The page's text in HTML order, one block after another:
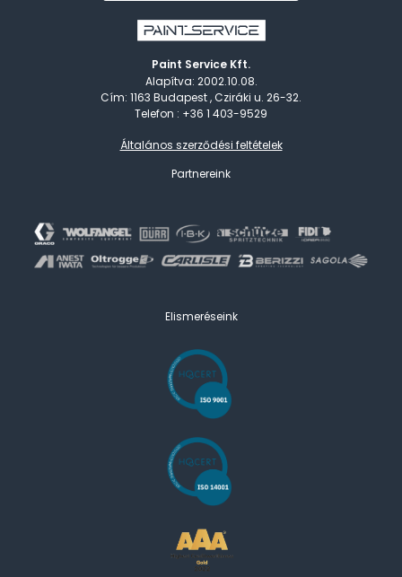
Paint Service Kft.
Alapítva: 2002.10.08.
Cím: 1163 Budapest , Cziráki u. 26-32.
Telefon : +36 1 403-9529
Általános szerződési feltételek
Partnereink
Elismeréseink